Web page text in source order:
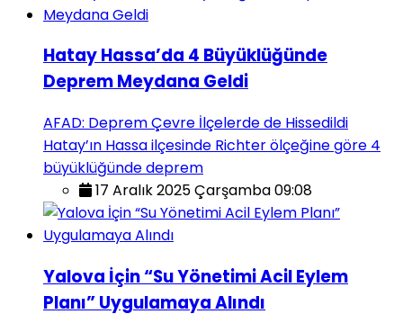
Hatay Hassa’da 4 Büyüklüğünde
Deprem Meydana Geldi
AFAD: Deprem Çevre İlçelerde de Hissedildi
Hatay’ın Hassa ilçesinde Richter ölçeğine göre 4
büyüklüğünde deprem
17 Aralık 2025 Çarşamba 09:08
Yalova İçin “Su Yönetimi Acil Eylem
Planı” Uygulamaya Alındı